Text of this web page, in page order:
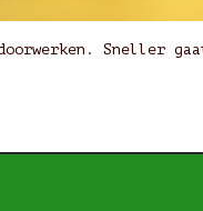
Sneller